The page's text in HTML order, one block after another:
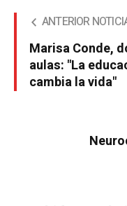
ANTERIOR
Marisa Conde,
aulas: "La
cambia la vida"